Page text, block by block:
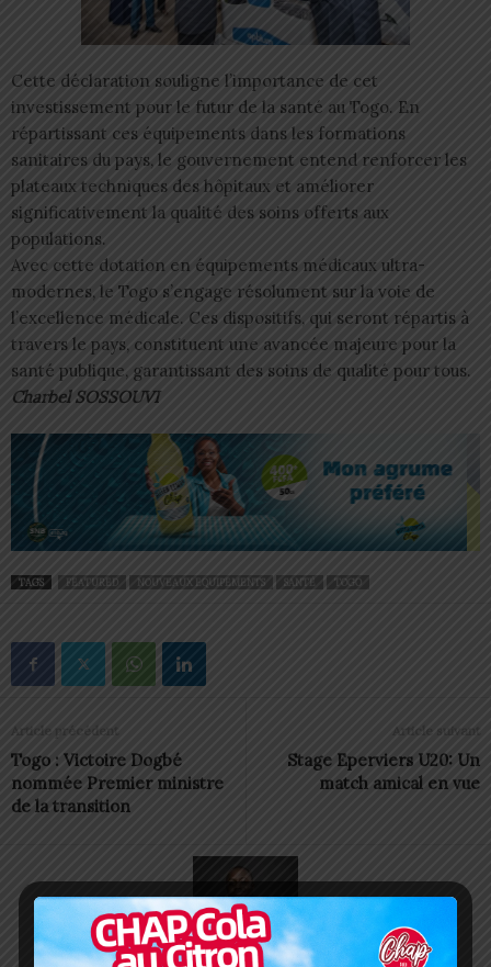
Cette déclaration souligne l’importance de cet
investissement pour le futur de la santé au Togo. En
répartissant ces équipements dans les formations
sanitaires du pays, le gouvernement entend renforcer les
plateaux techniques des hôpitaux et améliorer
significativement la qualité des soins offerts aux
populations.
Avec cette dotation en équipements médicaux ultra-
modernes, le Togo s’engage résolument sur la voie de
l’excellence médicale. Ces dispositifs, qui seront répartis à
travers le pays, constituent une avancée majeure pour la
santé publique, garantissant des soins de qualité pour tous.
Charbel SOSSOUVI
TAGS FEATURED NOUVEAUX EQUIPEMENTS SANTÉ TOGO
Article précédent
Togo : Victoire Dogbé
nommée Premier ministre
de la transition
Article suivant
Stage Eperviers U20: Un
match amical en vue